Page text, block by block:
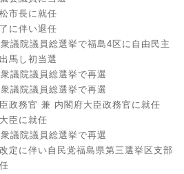
市長に就任
に伴い退任
議院議員総選挙で福島4区に自由民主
馬し初当選
議院議員総選挙で再選
議院議員総選挙で再選
政務官 兼 内閣府大臣政務官に就任
臣に就任
議院議員総選挙で再選
定に伴い自民党福島県第三選挙区支部